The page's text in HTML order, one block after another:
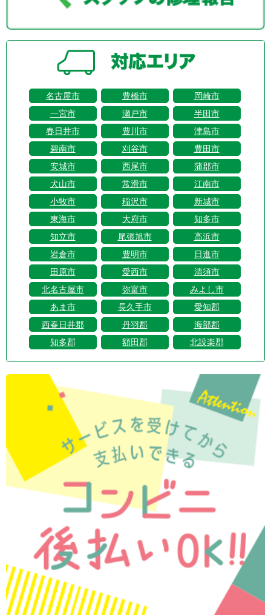
名古屋市 豊橋市
岡崎市
一宮市
瀬戸市
半田市
春日井市
豊川市
津島市
碧南市
刈谷市
豊田市
安城市
西尾市
蒲郡市
犬山市
常滑市
江南市
小牧市
稲沢市
新城市
東海市
大府市
知多市
知立市
尾張旭市
高浜市
岩倉市
豊明市
日進市
田原市
愛西市
清須市
北名古屋市
弥富市
みよし市
あま市
長久手市
愛知郡
西春日井郡
丹羽郡
海部郡
知多郡
額田郡 北設楽郡